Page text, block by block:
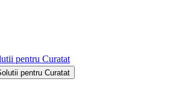
pentru Curatat
pentru Curatat